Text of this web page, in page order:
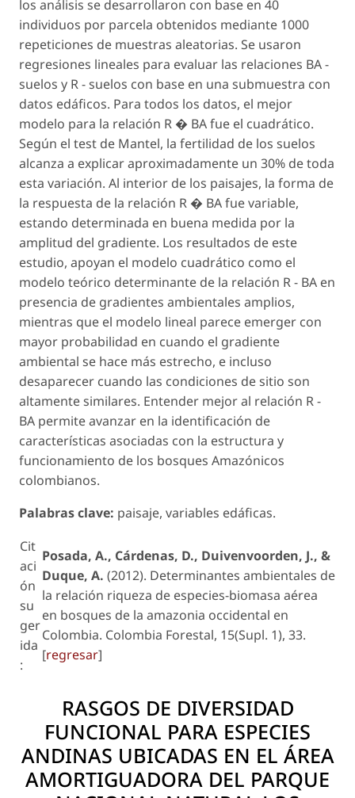
los análisis se desarrollaron con base en 40
individuos por parcela obtenidos mediante 1000
repeticiones de muestras aleatorias. Se usaron
regresiones lineales para evaluar las relaciones BA -
suelos y R - suelos con base en una submuestra con
datos edáficos. Para todos los datos, el mejor
modelo para la relación R � BA fue el cuadrático.
Según el test de Mantel, la fertilidad de los suelos
alcanza a explicar aproximadamente un 30% de toda
esta variación. Al interior de los paisajes, la forma de
la respuesta de la relación R � BA fue variable,
estando determinada en buena medida por la
amplitud del gradiente. Los resultados de este
estudio, apoyan el modelo cuadrático como el
modelo teórico determinante de la relación R - BA en
presencia de gradientes ambientales amplios,
mientras que el modelo lineal parece emerger con
mayor probabilidad en cuando el gradiente
ambiental se hace más estrecho, e incluso
desaparecer cuando las condiciones de sitio son
altamente similares. Entender mejor al relación R -
BA permite avanzar en la identificación de
características asociadas con la estructura y
funcionamiento de los bosques Amazónicos
colombianos.
Palabras clave: paisaje, variables edáficas.
Cit
aci
ón
su
ger
ida
:
Posada, A., Cárdenas, D., Duivenvoorden, J., &
Duque, A. (2012). Determinantes ambientales de
la relación riqueza de especies-biomasa aérea
en bosques de la amazonia occidental en
Colombia. Colombia Forestal, 15(Supl. 1), 33.
[regresar]
RASGOS DE DIVERSIDAD
FUNCIONAL PARA ESPECIES
ANDINAS UBICADAS EN EL ÁREA
AMORTIGUADORA DEL PARQUE